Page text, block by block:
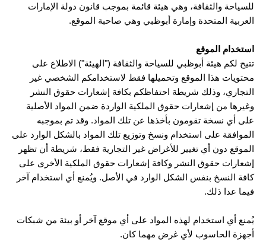
للسياحة والثقافة، وهي هيئة قائمة بموجب قانون دولة الإمارات
العربية المتحدة وإمارة أبوظبي وهي صاحبة الموقع.
استخدام الموقع
تتيح لكم هيئة أبوظبي للسياحة والثقافة ("الهيئة") الاطلاع على
محتويات هذا الموقع وتحميلها فقط لاستخدامكم الشخصي غير
التجاري، وذلك شريطة احتفاظكم بكافة إشعارات حقوق النشر
وغيرها من إشعارات حقوق الملكية الواردة ضمن المواد الأصلية
على أي نسخة تقومون بأخذها عن تلك المواد. وقد تم بموجبه
الموافقة على استخدام ونسخ وتوزيع تلك المواد بالشكل الوارد على
الموقع دون أي تغيير للأغراض غير التجارية فقط، شريطة أن تظهر
إشعارات حقوق النشر وكافة إشعارات حقوق الملكية الأخرى على
كافة النسخ بنفس الشكل الوارد في الأصل. ويُمنع أي استخدام آخر
فيما عدا ذلك.
يُمنع أي استخدام لهذه المواد على أي موقع آخر أو بيئة من شبكات
أجهزة الحاسوب لأي غرض مهما كان.